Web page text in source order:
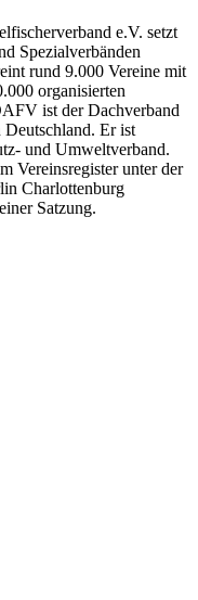
e.V. setzt
Spezialverbänden
rund 9.000 Vereine mit
organisierten
ist der Dachverband
Er ist
und Umweltverband.
Vereinsregister unter der
Charlottenburg
Satzung.